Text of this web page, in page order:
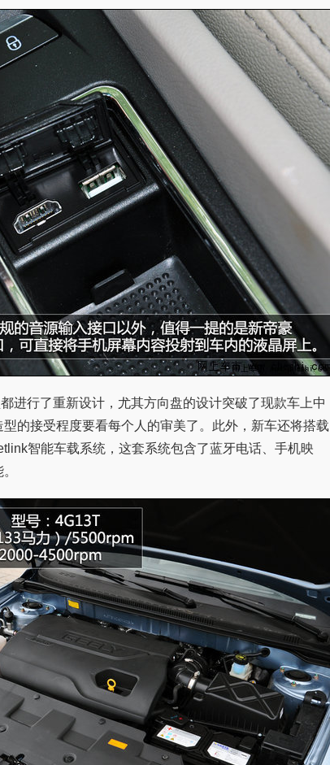
进行了重新设计，尤其方向盘的设计突破了现款车上中
的接受程度要看每个人的审美了。此外，新车还将搭载
智能车载系统，这套系统包含了蓝牙电话、手机映